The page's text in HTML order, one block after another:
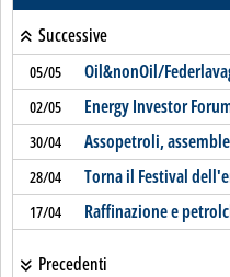
Successive
05/05 Oil&nonOil/
02/05 Energy Investor
30/04 Assopetroli,
28/04 Torna il Festival
17/04 Raffinazione e
Precedenti